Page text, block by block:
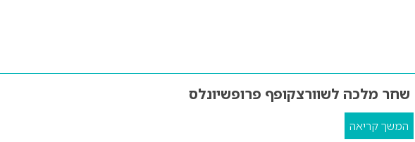
שחר מלכה לשוורצקופף פרופשיונלס
המשך קריאה